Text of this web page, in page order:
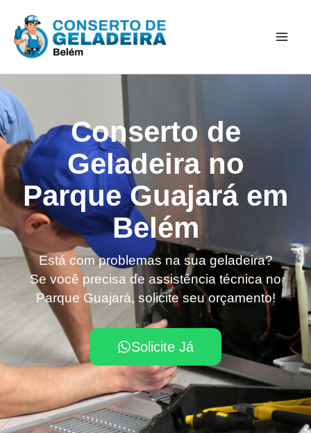
para
Conserto de
Geladeira no
Parque Guajará em
Belém
Está com problemas na sua geladeira?
Se você precisa de assistência técnica no
Parque Guajará, solicite seu orçamento!
Solicite Já